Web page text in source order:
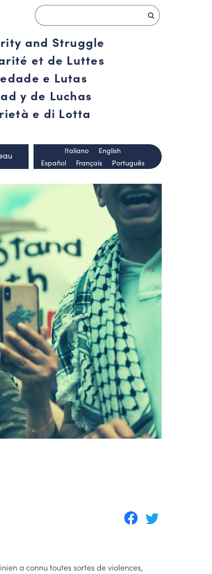
and Struggle
et de Luttes
e Lutas
y de Luchas
e di Lotta
Español Français Português
Italiano English
a connu toutes sortes de violences,